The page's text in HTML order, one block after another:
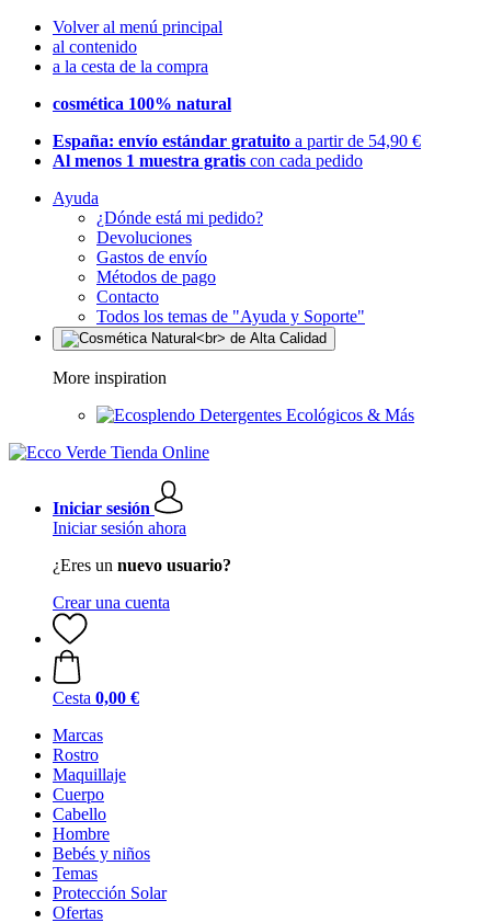
Volver al menú principal
al contenido
a la cesta de la compra
cosmética 100% natural
España: envío estándar gratuito a partir de 54,90 €
Al menos 1 muestra gratis con cada pedido
Ayuda
¿Dónde está mi pedido?
Devoluciones
Gastos de envío
Métodos de pago
Contacto
Todos los temas de "Ayuda y Soporte"
More inspiration
Detergentes Ecológicos & Más
Iniciar sesión
Iniciar sesión ahora
¿Eres un nuevo usuario?
Crear una cuenta
Cesta 0,00 €
Marcas
Rostro
Maquillaje
Cuerpo
Cabello
Hombre
Bebés y niños
Temas
Protección Solar
Ofertas